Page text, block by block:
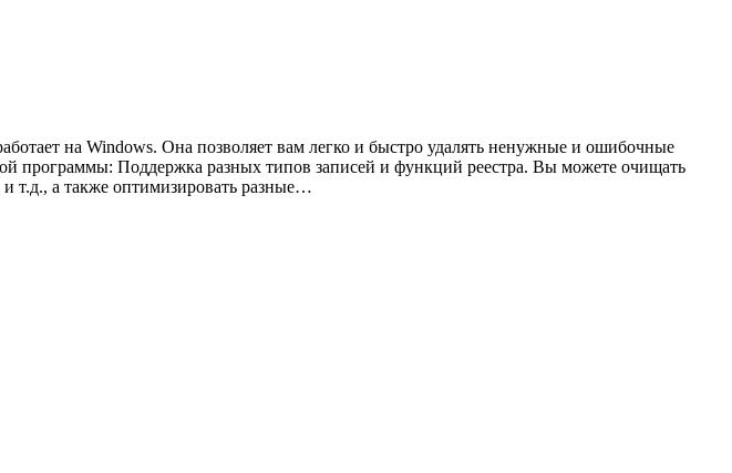
на Windows. Она позволяет вам легко и быстро удалять ненужные и ошибочные
программы: Поддержка разных типов записей и функций реестра. Вы можете очищать
т.д., а также оптимизировать разные…